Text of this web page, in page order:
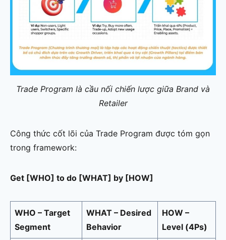
Trade Program là cầu nối chiến lược giữa Brand và
Retailer
Công thức cốt lõi của Trade Program được tóm gọn
trong framework:
Get [WHO] to do [WHAT] by [HOW]
WHO – Target
Segment
WHAT – Desired
Behavior
HOW –
Level (4Ps)